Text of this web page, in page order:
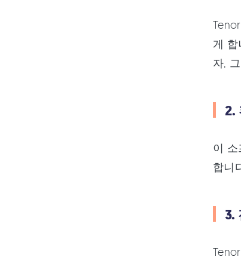
게 합
자,
2.
이
합니
3.